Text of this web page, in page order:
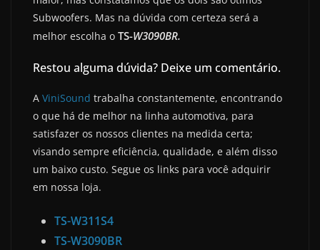
Subwoofers. Mas na dúvida com certeza será a
melhor escolha o TS-W3090BR.
Restou alguma dúvida? Deixe um comentário.
A ViniSound trabalha constantemente, encontrando
o que há de melhor na linha automotiva, para
satisfazer os nossos clientes na medida certa;
visando sempre eficiência, qualidade, e além disso
um baixo custo. Segue os links para você adquirir
em nossa loja.
TS-W311S4
TS-W3090BR